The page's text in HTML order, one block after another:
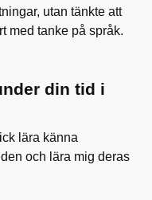
utan tänkte att
med tanke på språk.
din tid i
lära känna
och lära mig deras